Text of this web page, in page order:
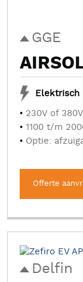
GGE
Elektrisch
230V of 380V
1100 t/m
Optie:
Offerte
Delfin